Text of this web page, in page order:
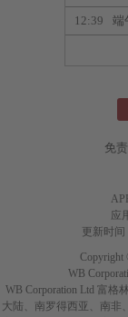
12:39 端
免
应
更新时间
WB
WB Corporation Ltd 富格
大陆、南罗得西亚、南非